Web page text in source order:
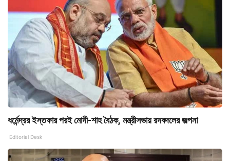
ধর্মেন্দ্রর ইস্তফার পরই মোদী-শাহ বৈঠক, মন্ত্রীসভায় রদবদলের জল্পনা
Editorial Desk